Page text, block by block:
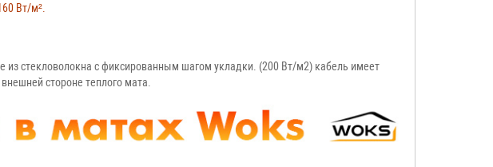
Вт/м².
из стекловолокна с фиксированным шагом укладки. (200 Вт/м2) кабель имеет
стороне теплого мата.